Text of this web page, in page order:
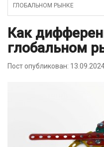
ГЛОБАЛЬНОМ РЫНКЕ
Как
глобальном
Пост опубликован: